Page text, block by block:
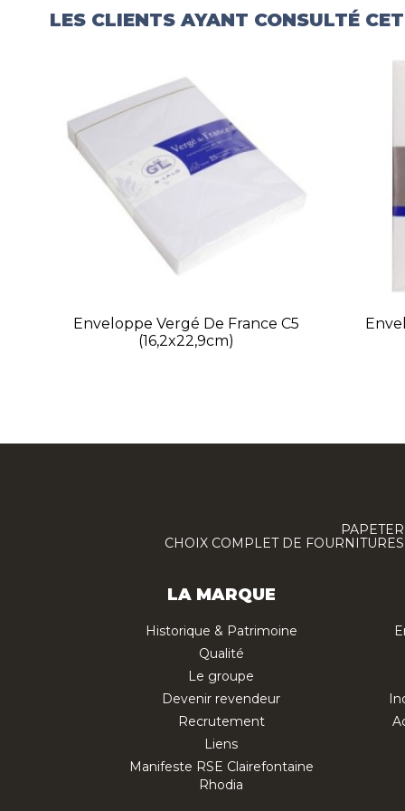
LES CLIENTS AYANT CONSULTÉ
Enveloppe Vergé De France C5
(16,2x22,9cm)
CHOIX COMPLET DE
LA MARQUE
Historique & Patrimoine
Qualité
Le groupe
Devenir revendeur
Recrutement
Liens
Manifeste RSE Clairefontaine
Rhodia